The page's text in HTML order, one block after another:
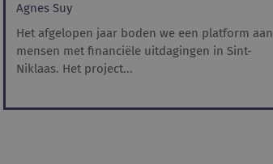
Agnes Suy
Het afgelopen jaar boden we een platform aan
mensen met financiële uitdagingen in Sint-
Niklaas. Het project...